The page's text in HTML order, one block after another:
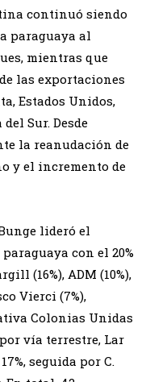
continuó siendo
paraguaya al
mientras que
las exportaciones
Estados Unidos,
Sur. Desde
la reanudación de
y el incremento de
lideró el
con el 20%
(16%), ADM (10%),
Vierci (7%),
Colonias Unidas
vía terrestre, Lar
seguida por C.